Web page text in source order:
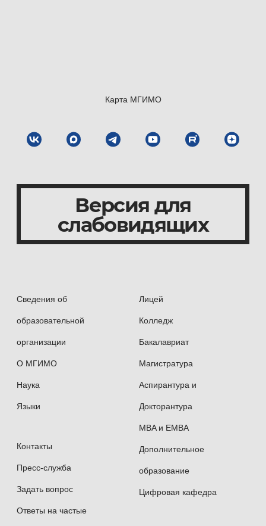
Сведения об
образовательной
организации
О МГИМО
Наука
Языки
Контакты
Пресс-служба
Задать вопрос
Ответы на частые
Лицей
Колледж
Бакалавриат
Магистратура
Аспирантура и
Докторантура
MBA и EMBA
Дополнительное
образование
Цифровая кафедра
Карта МГИМО
Версия для
слабовидящих